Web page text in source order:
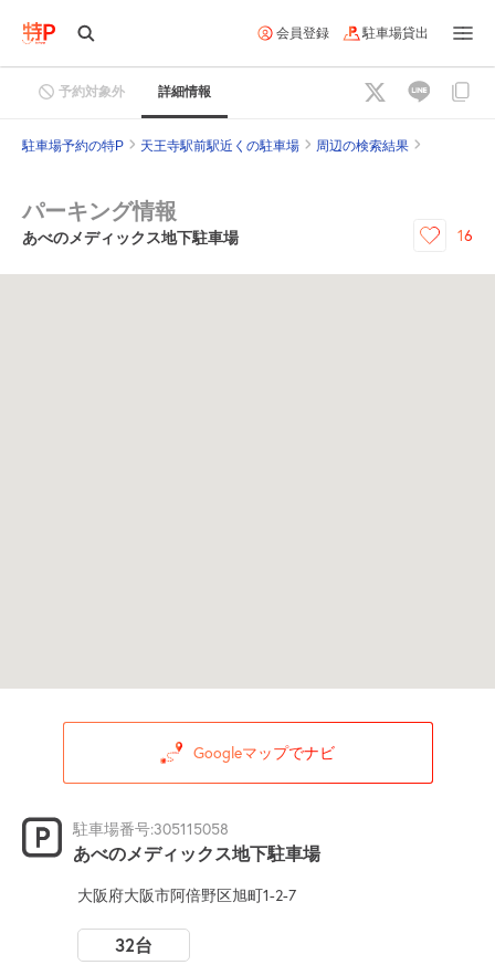
会員登録 駐車場貸出
予約対象外 詳細情報
駐車場予約の特P 天王寺駅前駅近くの駐車場 周辺の検索結果
パーキング情報
あべのメディックス地下駐車場 16
Googleマップでナビ
駐車場番号:305115058
あべのメディックス地下駐車場
大阪府大阪市阿倍野区旭町1-2-7
32台